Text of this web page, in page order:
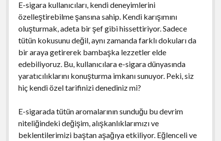
E-sigara kullanıcıları, kendi deneyimlerini
özelleştirebilme şansına sahip. Kendi karışımını
oluşturmak, adeta bir şef gibi hissettiriyor. Sadece
tütün kokusunu değil, aynı zamanda farklı dokuları da
bir araya getirerek bambaşka lezzetler elde
edebiliyoruz. Bu, kullanıcılara e-sigara dünyasında
yaratıcılıklarını konuşturma imkanı sunuyor. Peki, siz
hiç kendi özel tarifinizi denediniz mi?
E-sigarada tütün aromalarının sunduğu bu devrim
niteliğindeki değişim, alışkanlıklarımızı ve
beklentilerimizi baştan aşağıya etkiliyor. Eğlenceli ve